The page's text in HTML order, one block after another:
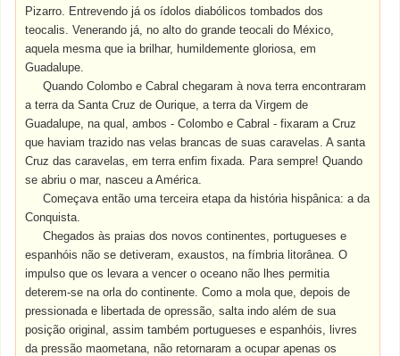
Pizarro. Entrevendo já os ídolos diabólicos tombados dos
teocalis. Venerando já, no alto do grande teocali do México,
aquela mesma que ia brilhar, humildemente gloriosa, em
Guadalupe.
Quando Colombo e Cabral chegaram à nova terra encontraram
a terra da Santa Cruz de Ourique, a terra da Virgem de
Guadalupe, na qual, ambos - Colombo e Cabral - fixaram a Cruz
que haviam trazido nas velas brancas de suas caravelas. A santa
Cruz das caravelas, em terra enfim fixada. Para sempre! Quando
se abriu o mar, nasceu a América.
Começava então uma terceira etapa da história hispânica: a da
Conquista.
Chegados às praias dos novos continentes, portugueses e
espanhóis não se detiveram, exaustos, na fímbria litorânea. O
impulso que os levara a vencer o oceano não lhes permitia
deterem-se na orla do continente. Como a mola que, depois de
pressionada e libertada de opressão, salta indo além de sua
posição original, assim também portugueses e espanhóis, livres
da pressão maometana, não retornaram a ocupar apenas os